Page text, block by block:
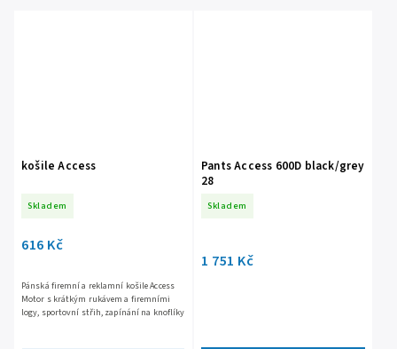
košile Access
Skladem
616 Kč
Pánská firemní a reklamní košile Access
Motor s krátkým rukávem a firemními
logy, sportovní střih, zapínání na knoflíky
Pants Access 600D black/grey
28
Skladem
1 751 Kč